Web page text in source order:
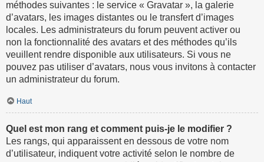
méthodes suivantes : le service « Gravatar », la galerie
d’avatars, les images distantes ou le transfert d’images
locales. Les administrateurs du forum peuvent activer ou
non la fonctionnalité des avatars et des méthodes qu’ils
veuillent rendre disponible aux utilisateurs. Si vous ne
pouvez pas utiliser d’avatars, nous vous invitons à contacter
un administrateur du forum.
Haut
Quel est mon rang et comment puis-je le modifier ?
Les rangs, qui apparaissent en dessous de votre nom
d’utilisateur, indiquent votre activité selon le nombre de